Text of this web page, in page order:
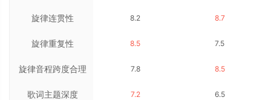
旋律连贯性
旋律重复性
旋律音程跨度合理
性
歌词主题深度
8.2
8.5
7.8
7.2
8.7
7.5
8.5
6.5